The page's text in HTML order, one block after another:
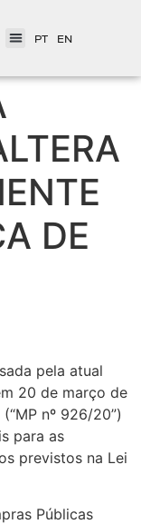
PT EN
DE
pela atual
20 de março de
nº 926/20”)
para as
previstos na Lei
Públicas